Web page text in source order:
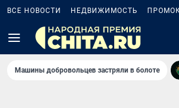
ВСЕ НОВОСТИ НЕДВИЖИМОСТЬ
Машины добровольцев застряли в болоте